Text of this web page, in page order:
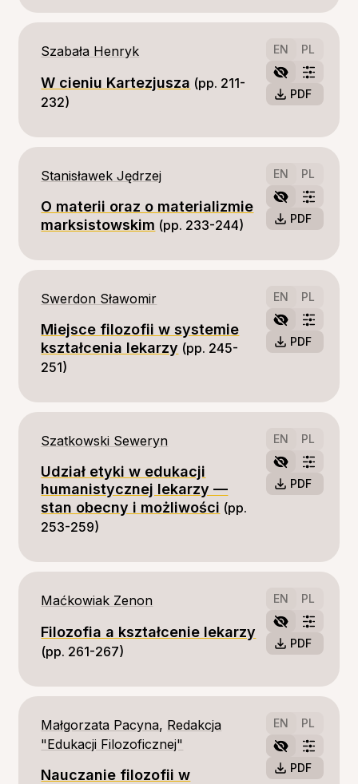
EN PL
PDF
Szabała Henryk
W cieniu Kartezjusza (pp. 211-
232)
EN PL
PDF
Stanisławek Jędrzej
O materii oraz o materializmie
marksistowskim (pp. 233-244)
EN PL
PDF
Swerdon Sławomir
Miejsce filozofii w systemie
kształcenia lekarzy (pp. 245-
251)
EN PL
PDF
Szatkowski Seweryn
Udział etyki w edukacji
humanistycznej lekarzy —
stan obecny i możliwości (pp.
253-259)
EN PL
PDF
Maćkowiak Zenon
Filozofia a kształcenie lekarzy
(pp. 261-267)
EN PL
PDF
Małgorzata Pacyna, Redakcja
"Edukacji Filozoficznej"
Nauczanie filozofii w